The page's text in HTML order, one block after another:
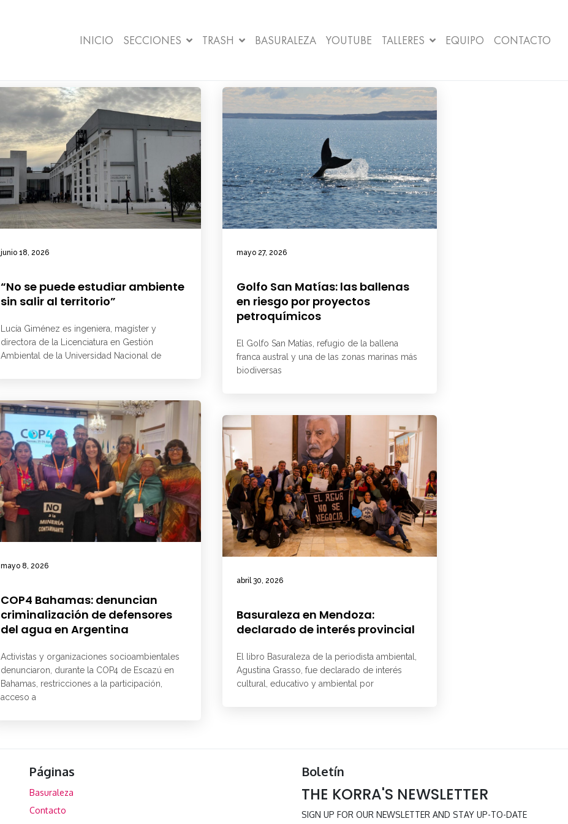
INICIO SECCIONES TRASH BASURALEZA YOUTUBE TALLERES EQUIPO CONTACTO
junio 18, 2026
“No se puede estudiar ambiente
sin salir al territorio”
Lucía Giménez es ingeniera, magíster y
directora de la Licenciatura en Gestión
Ambiental de la Universidad Nacional de
mayo 27, 2026
Golfo San Matías: las ballenas
en riesgo por proyectos
petroquímicos
El Golfo San Matías, refugio de la ballena
franca austral y una de las zonas marinas más
biodiversas
mayo 8, 2026
COP4 Bahamas: denuncian
criminalización de defensores
del agua en Argentina
Activistas y organizaciones socioambientales
denunciaron, durante la COP4 de Escazú en
Bahamas, restricciones a la participación,
acceso a
abril 30, 2026
Basuraleza en Mendoza:
declarado de interés provincial
El libro Basuraleza de la periodista ambiental,
Agustina Grasso, fue declarado de interés
cultural, educativo y ambiental por
Páginas
Basuraleza
Contacto
Boletín
THE KORRA'S NEWSLETTER
SIGN UP FOR OUR NEWSLETTER AND STAY UP-TO-DATE